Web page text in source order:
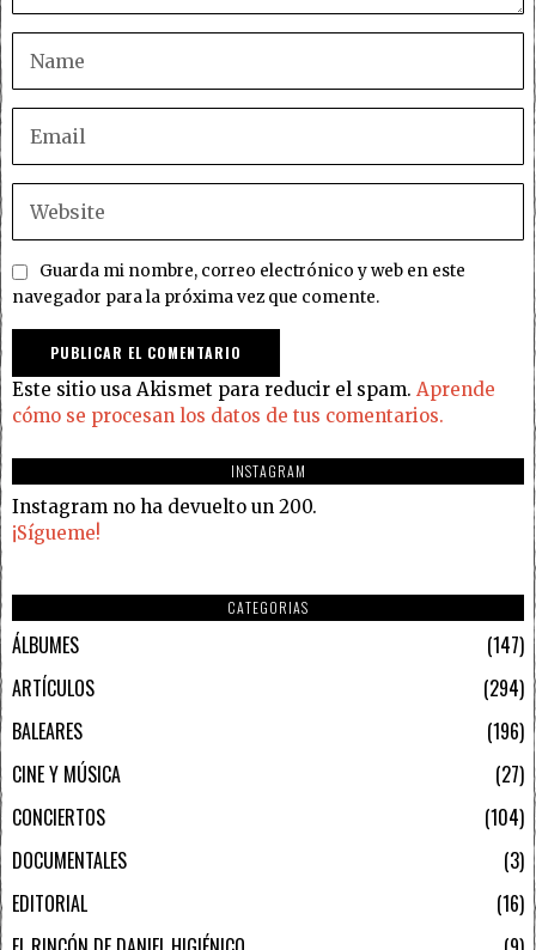
Guarda mi nombre, correo electrónico y web en este
navegador para la próxima vez que comente.
Este sitio usa Akismet para reducir el spam. Aprende
cómo se procesan los datos de tus comentarios.
INSTAGRAM
Instagram no ha devuelto un 200.
¡Sígueme!
CATEGORIAS
ÁLBUMES
147
ARTÍCULOS
294
BALEARES
196
CINE Y MÚSICA
27
CONCIERTOS
104
DOCUMENTALES
3
EDITORIAL
16